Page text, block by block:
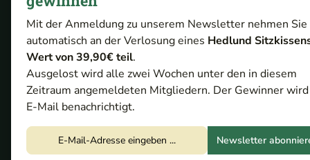
Mit der Anmeldung zu unserem Newsletter nehmen Sie
automatisch an der Verlosung eines Hedlund
Wert von 39,90€ teil.
Ausgelost wird alle zwei Wochen unter den in diesem
Zeitraum angemeldeten Mitgliedern. Der Gewinner
E-Mail benachrichtigt.
Newsletter
FOTO-/VIDEOFUNKTION
SENSOR SENSITIVITÄT SENSORGRÖSSE